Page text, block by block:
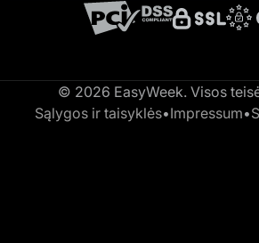
© 2026 EasyWeek. Visos
Sąlygos ir taisyklės•Impressum•